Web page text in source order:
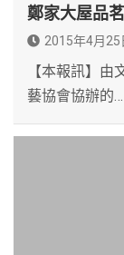
鄭家大屋品
2015年4月25
【本報訊】
藝協會協辦的…